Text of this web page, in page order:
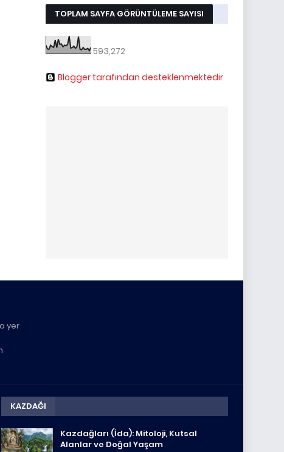
TOPLAM SAYFA GÖRÜNTÜLEME SAYISI
593,272
Blogger tarafından desteklenmektedir
yer
KAZDAĞI
Kazdağları (İda): Mitoloji, Kutsal
Alanlar ve Doğal Yaşam